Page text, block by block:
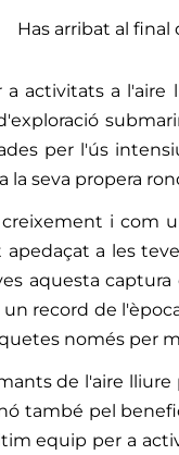
Has arribat al final
activitats a
per l'ús
la seva propera
creixement i
a les
aquesta
record de
només per
de l'aire
també pel
equip per a